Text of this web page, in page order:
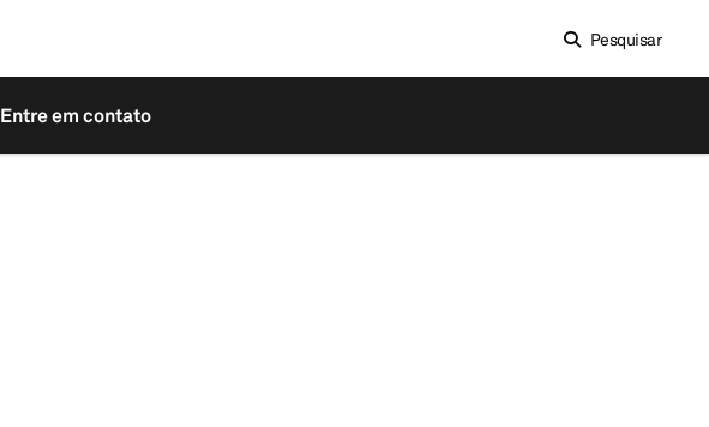
Pesquisar
Entre em contato